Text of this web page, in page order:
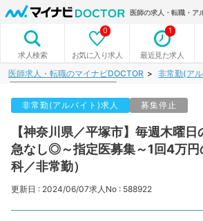
医師の求人・転職・ア
求人検索 お気に入り求人
0
最近見た求人
1
医師求人・転職のマイナビDOCTOR 非常勤(ア
非常勤(アルバイト)求人 募集停止
【神奈川県／平塚市】毎週木曜
急なし◎～指定医募集～1回4万円
科／非常勤）
更新日 : 2024/06/07求人No : 588922